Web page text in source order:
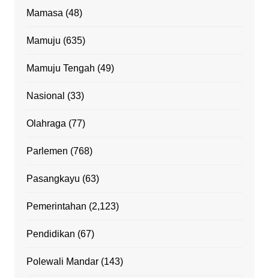
Mamasa (48)
Mamuju (635)
Mamuju Tengah (49)
Nasional (33)
Olahraga (77)
Parlemen (768)
Pasangkayu (63)
Pemerintahan (2,123)
Pendidikan (67)
Polewali Mandar(143)